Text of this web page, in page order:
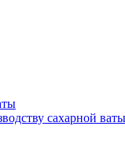
сахарной ваты